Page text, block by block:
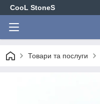
CooL StoneS
Товари та послуги